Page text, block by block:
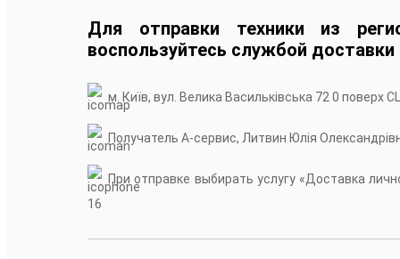
Для отправки техники из
воспользуйтесь службой доставки
м. Київ, вул. Велика Васильківська 72 0 поверх
Получатель А-сервис, Литвин Юлія
При отправке выбирать услугу «Доставка
16